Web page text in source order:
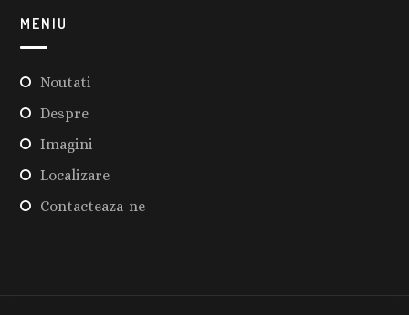
MENIU
Noutati
Despre
Imagini
Localizare
Contacteaza-ne